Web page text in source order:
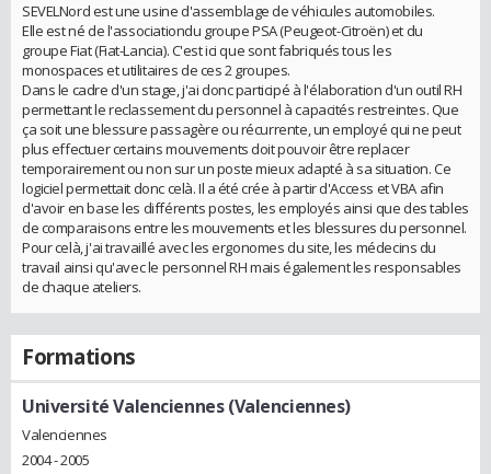
SEVELNord est une usine d'assemblage de véhicules automobiles.
Elle est né de l'associationdu groupe PSA (Peugeot-Citroën) et du
groupe Fiat (Fiat-Lancia). C'est ici que sont fabriqués tous les
monospaces et utilitaires de ces 2 groupes.
Dans le cadre d'un stage, j'ai donc participé à l'élaboration d'un outil RH
permettant le reclassement du personnel à capacités restreintes. Que
ça soit une blessure passagère ou récurrente, un employé qui ne peut
plus effectuer certains mouvements doit pouvoir être replacer
temporairement ou non sur un poste mieux adapté à sa situation. Ce
logiciel permettait donc celà. Il a été crée à partir d'Access et VBA afin
d'avoir en base les différents postes, les employés ainsi que des tables
de comparaisons entre les mouvements et les blessures du personnel.
Pour celà, j'ai travaillé avec les ergonomes du site, les médecins du
travail ainsi qu'avec le personnel RH mais également les responsables
de chaque ateliers.
Formations
Université Valenciennes (Valenciennes)
Valenciennes
2004 - 2005